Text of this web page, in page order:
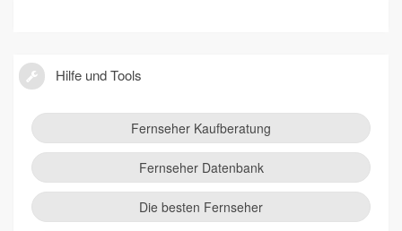
Hilfe und Tools
Fernseher Kaufberatung
Fernseher Datenbank
Die besten Fernseher